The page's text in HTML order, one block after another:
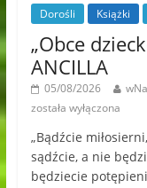
Dorośli Książki
„Obce
ANCILLA
05/08/2026
została wyłączona
„Bądźcie
sądźcie, a nie
będziecie